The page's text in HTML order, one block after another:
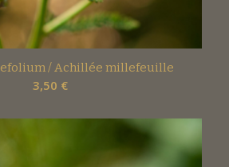
/ Achillée millefeuille
3,50 €